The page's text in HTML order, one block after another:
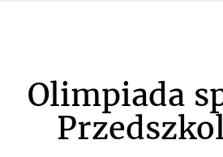
Olimpiada